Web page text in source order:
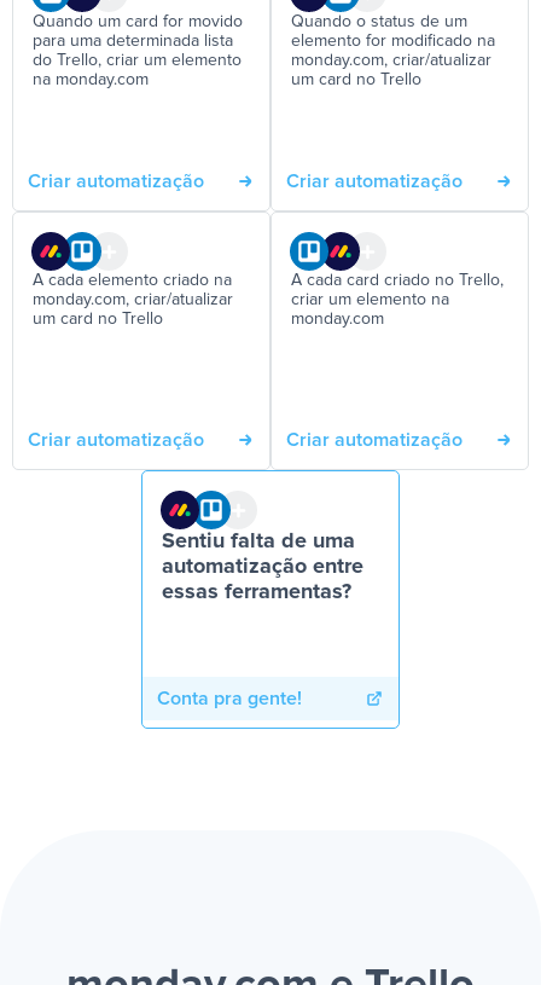
Quando um card for movido
para uma determinada lista
do Trello, criar um elemento
na monday.com
Criar automatização
Quando o status de um
elemento for modificado na
monday.com, criar/atualizar
um card no Trello
Criar automatização
A cada elemento criado na
monday.com, criar/atualizar
um card no Trello
Criar automatização
A cada card criado no Trello,
criar um elemento na
monday.com
Criar automatização
Sentiu falta de uma
automatização entre
essas ferramentas?
Conta pra gente!